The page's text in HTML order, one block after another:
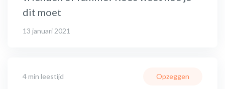
dit moet
13 januari 2021
4 min leestijd Opzeggen